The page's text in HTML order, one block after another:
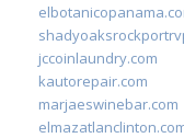
jccoinlaundry.com
kautorepair.com
marjaeswinebar.com